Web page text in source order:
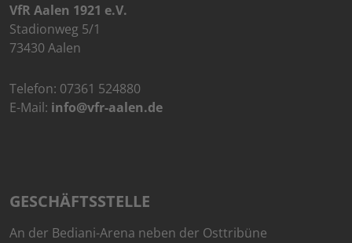
VfR Aalen 1921 e.V.
Stadionweg 5/1
73430 Aalen
Telefon: 07361 524880
E-Mail: info@vfr-aalen.de
GESCHÄFTSSTELLE
An der Bediani-Arena neben der Osttribüne